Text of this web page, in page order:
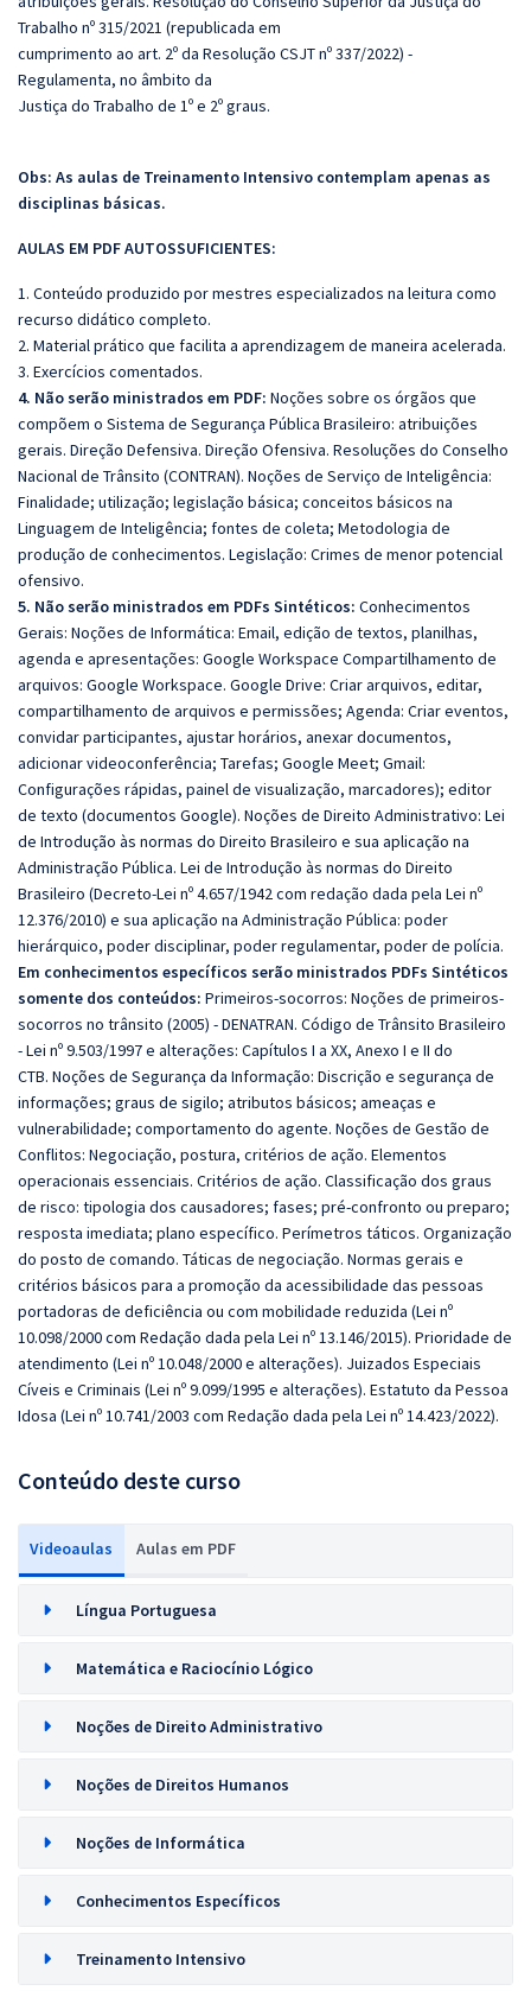
Trabalho nº 315/2021 (republicada em
cumprimento ao art. 2º da Resolução CSJT nº 337/2022) -
Regulamenta, no âmbito da
Justiça do Trabalho de 1º e 2º graus.
Obs: As aulas de Treinamento Intensivo contemplam apenas as
disciplinas básicas.
AULAS EM PDF AUTOSSUFICIENTES:
1. Conteúdo produzido por mestres especializados na leitura como
recurso didático completo.
2. Material prático que facilita a aprendizagem de maneira acelerada.
3. Exercícios comentados.
4. Não serão ministrados em PDF: Noções sobre os órgãos que
compõem o Sistema de Segurança Pública Brasileiro: atribuições
gerais. Direção Defensiva. Direção Ofensiva. Resoluções do Conselho
Nacional de Trânsito (CONTRAN). Noções de Serviço de Inteligência:
Finalidade; utilização; legislação básica; conceitos básicos na
Linguagem de Inteligência; fontes de coleta; Metodologia de
produção de conhecimentos. Legislação: Crimes de menor potencial
ofensivo.
5. Não serão ministrados em PDFs Sintéticos: Conhecimentos
Gerais: Noções de Informática: Email, edição de textos, planilhas,
agenda e apresentações: Google Workspace Compartilhamento de
arquivos: Google Workspace. Google Drive: Criar arquivos, editar,
compartilhamento de arquivos e permissões; Agenda: Criar eventos,
convidar participantes, ajustar horários, anexar documentos,
adicionar videoconferência; Tarefas; Google Meet; Gmail:
Configurações rápidas, painel de visualização, marcadores); editor
de texto (documentos Google). Noções de Direito Administrativo: Lei
de Introdução às normas do Direito Brasileiro e sua aplicação na
Administração Pública. Lei de Introdução às normas do Direito
Brasileiro (Decreto-Lei nº 4.657/1942 com redação dada pela Lei nº
12.376/2010) e sua aplicação na Administração Pública: poder
hierárquico, poder disciplinar, poder regulamentar, poder de polícia.
Em conhecimentos específicos serão ministrados PDFs Sintéticos
somente dos conteúdos: Primeiros-socorros: Noções de primeiros-
socorros no trânsito (2005) - DENATRAN. Código de Trânsito Brasileiro
- Lei nº 9.503/1997 e alterações: Capítulos I a XX, Anexo I e II do
CTB. Noções de Segurança da Informação: Discrição e segurança de
informações; graus de sigilo; atributos básicos; ameaças e
vulnerabilidade; comportamento do agente. Noções de Gestão de
Conflitos: Negociação, postura, critérios de ação. Elementos
operacionais essenciais. Critérios de ação. Classificação dos graus
de risco: tipologia dos causadores; fases; pré-confronto ou preparo;
resposta imediata; plano específico. Perímetros táticos. Organização
do posto de comando. Táticas de negociação. Normas gerais e
critérios básicos para a promoção da acessibilidade das pessoas
portadoras de deficiência ou com mobilidade reduzida (Lei nº
10.098/2000 com Redação dada pela Lei nº 13.146/2015). Prioridade de
atendimento (Lei nº 10.048/2000 e alterações). Juizados Especiais
Cíveis e Criminais (Lei nº 9.099/1995 e alterações). Estatuto da Pessoa
Idosa (Lei nº 10.741/2003 com Redação dada pela Lei nº 14.423/2022).
Conteúdo deste curso
Videoaulas Aulas em PDF
Língua Portuguesa
Matemática e Raciocínio Lógico
Noções de Direito Administrativo
Noções de Direitos Humanos
Noções de Informática
Conhecimentos Específicos
Treinamento Intensivo